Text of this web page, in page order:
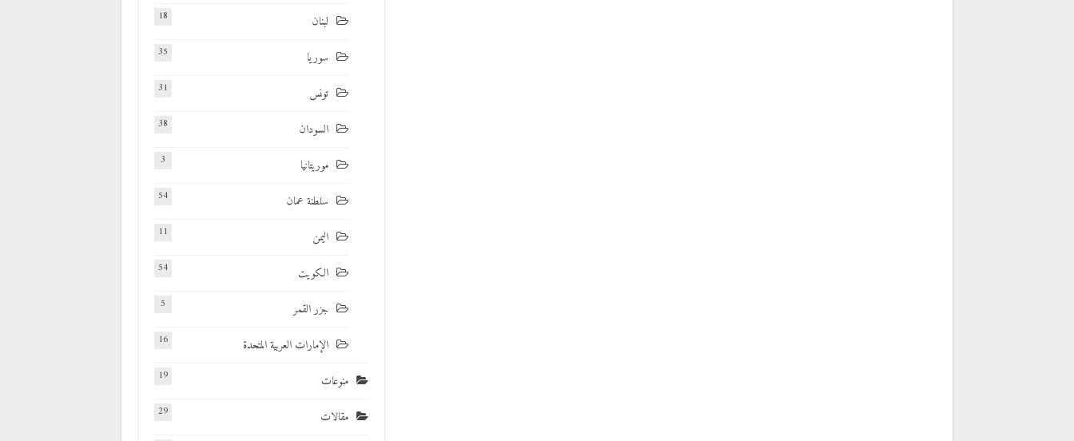
لبنان 18
سوريا 35
تونس 31
السودان 38
موريتانيا 3
سلطنة عمان 54
اليمن 11
الكويت 54
جزر القمر 5
الإمارات العربية المتحدة 16
منوعات 19
مقالات 29